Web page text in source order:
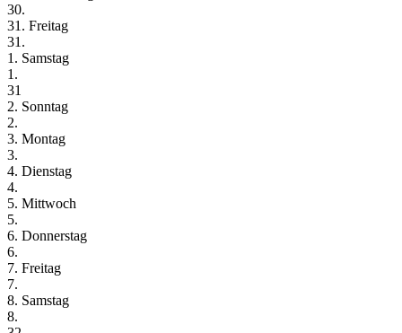
30.
31. Freitag
31.
1. Samstag
1.
31
2. Sonntag
2.
3. Montag
3.
4. Dienstag
4.
5. Mittwoch
5.
6. Donnerstag
6.
7. Freitag
7.
8. Samstag
8.